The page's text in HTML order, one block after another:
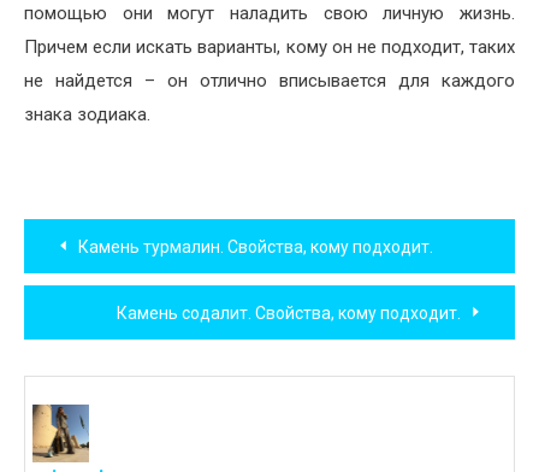
помощью они могут наладить свою личную жизнь.
Причем если искать варианты, кому он не подходит, таких
не найдется – он отлично вписывается для каждого
знака зодиака.
Навигация
по
записям
Камень турмалин. Свойства, кому подходит.
Камень содалит. Свойства, кому подходит.